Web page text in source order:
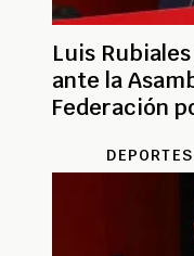
Luis
ante la
Federación
DEPORTES